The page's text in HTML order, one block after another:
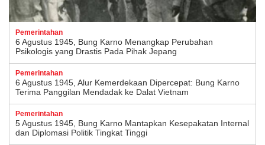
Pemerintahan
6 Agustus 1945, Bung Karno Menangkap Perubahan
Psikologis yang Drastis Pada Pihak Jepang
Pemerintahan
6 Agustus 1945, Alur Kemerdekaan Dipercepat: Bung Karno
Terima Panggilan Mendadak ke Dalat Vietnam
Pemerintahan
5 Agustus 1945, Bung Karno Mantapkan Kesepakatan Internal
dan Diplomasi Politik Tingkat Tinggi